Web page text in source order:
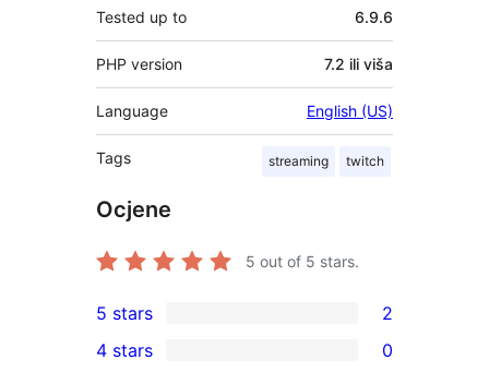
Tested up to 6.9.6
PHP version 7.2 ili viša
Language English (US)
Tags streaming twitch
Ocjene
5 out of 5 stars.
2
5-
5 stars 2
4 stars 0